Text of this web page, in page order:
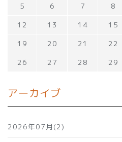
5
6 7 8
12
13 14 15
19
20 21 22
26
27 28 29
アーカイブ
2026年07月(2)